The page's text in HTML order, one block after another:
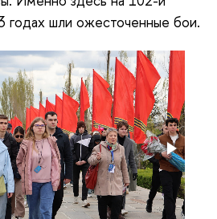
годах шли ожесточенные бои.